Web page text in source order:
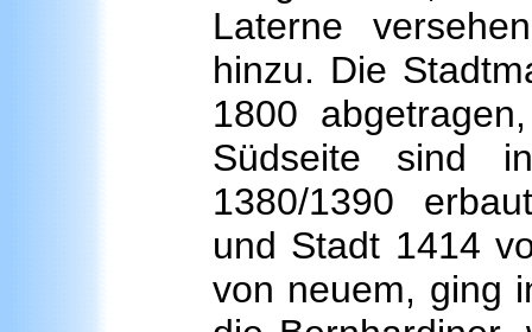
Laterne
hinzu. Die
1800
Südseite sind
1380/1390
und Stadt 1414
von neuem, ging